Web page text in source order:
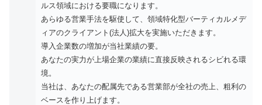
ルス領域における要職になります。
あらゆる営業手法を駆使して、領域特化型バーティカルメデ
ィアのクライアント(法人)拡大を実施いただきます。
導入企業数の増加が当社業績の要。
あなたの実力が上場企業の業績に直接反映されるシビれる環
境。
当社は、あなたの配属先である営業部が全社の売上、粗利の
ベースを作り上げます。